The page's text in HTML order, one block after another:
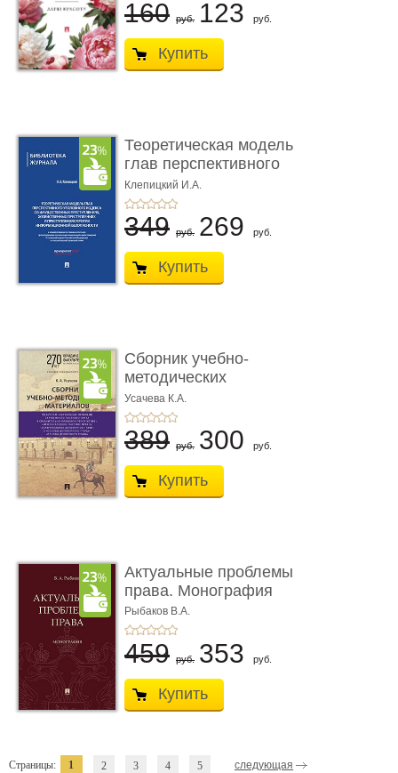
160 руб. 123 руб.
Купить
Теоретическая модель
глав перспективного
УК о ...
Клепицкий И.А.
349 руб. 269 руб.
Купить
Сборник учебно-
методических
материалов по кур ...
Усачева К.А.
389 руб. 300 руб.
Купить
Актуальные проблемы
права. Монография
Рыбаков В.А.
459 руб. 353 руб.
Купить
Страницы: 1 2 3 4 5
следующая